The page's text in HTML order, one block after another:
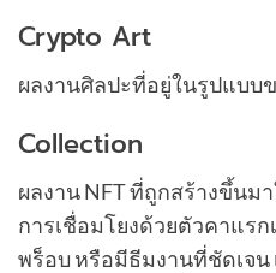
Crypto Art
ผลงานศิลปะที่อยู่ในรูปแบบ
Collection
ผลงาน NFT ที่ถูกสร้างขึ้นม
การเชื่อมโยงด้วยตัวคาแร
พร็อบ หรือมีธีมงานที่ชัดเจน